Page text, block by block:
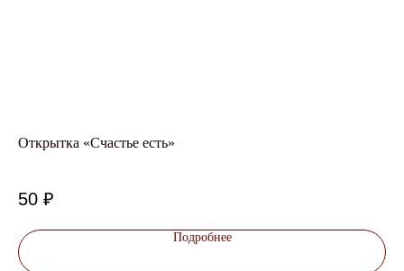
Открытка «Счастье есть»
50 ₽
Подробнее